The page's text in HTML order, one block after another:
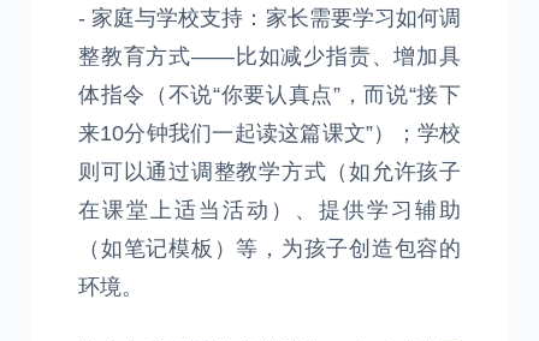
- 家庭与学校支持：家长需要学习如何调
整教育方式——比如减少指责、增加具
体指令（不说“你要认真点”，而说“接下
来10分钟我们一起读这篇课文”）；学校
则可以通过调整教学方式（如允许孩子
在课堂上适当活动）、提供学习辅助
（如笔记模板）等，为孩子创造包容的
环境。